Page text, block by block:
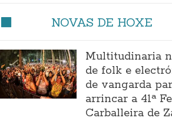
NOVAS DE HOXE
Multitudinaria
de folk e
de vangarda par
arrincar a 41ª
Carballeira de